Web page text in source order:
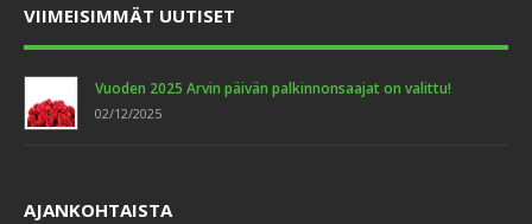
VIIMEISIMMÄT UUTISET
Vuoden 2025 Arvin päivän palkinnonsaajat on valittu!
02/12/2025
AJANKOHTAISTA